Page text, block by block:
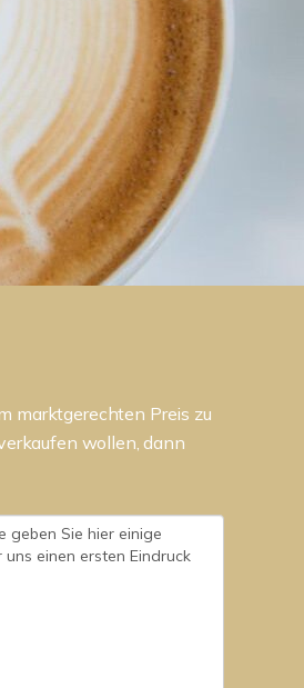
marktgerechten Preis zu
wollen, dann